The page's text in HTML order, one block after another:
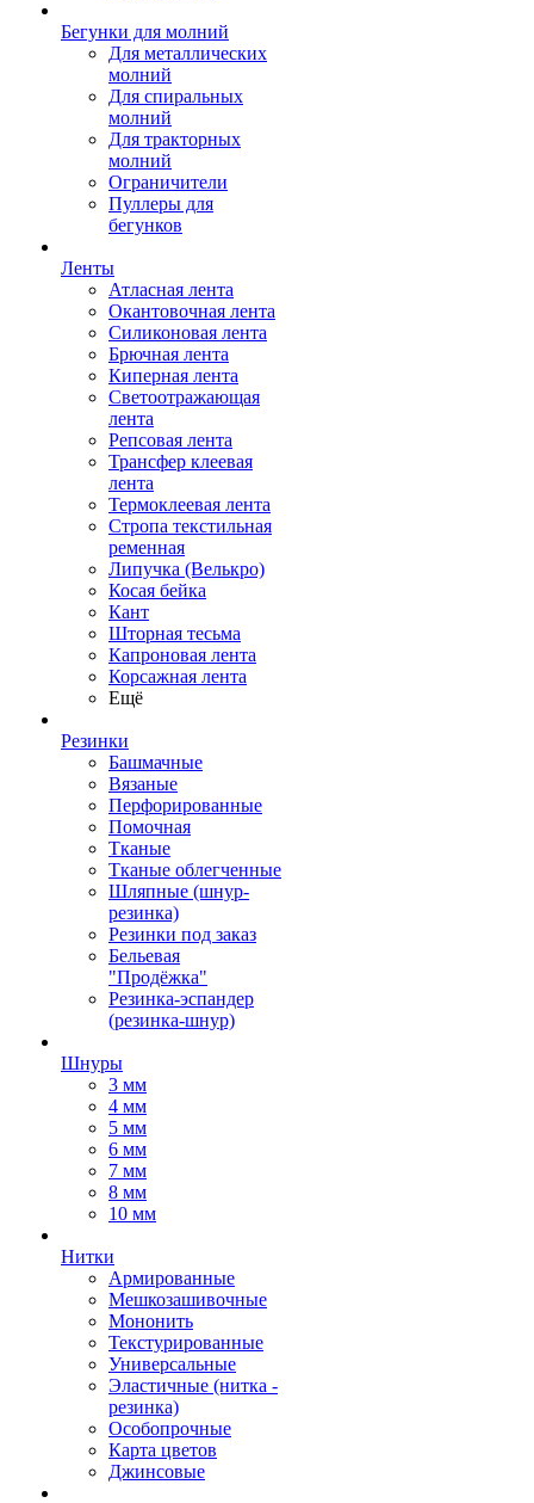
Бегунки для молний
Для металлических
молний
Для спиральных
молний
Для тракторных
молний
Ограничители
Пуллеры для
бегунков
Ленты
Атласная лента
Окантовочная лента
Силиконовая лента
Брючная лента
Киперная лента
Светоотражающая
лента
Репсовая лента
Трансфер клеевая
лента
Термоклеевая лента
Стропа текстильная
ременная
Липучка (Велькро)
Косая бейка
Кант
Шторная тесьма
Капроновая лента
Корсажная лента
Ещё
Резинки
Башмачные
Вязаные
Перфорированные
Помочная
Тканые
Тканые облегченные
Шляпные (шнур-
резинка)
Резинки под заказ
Бельевая
"Продёжка"
Резинка-эспандер
(резинка-шнур)
Шнуры
3 мм
4 мм
5 мм
6 мм
7 мм
8 мм
10 мм
Нитки
Армированные
Мешкозашивочные
Мононить
Текстурированные
Универсальные
Эластичные (нитка -
резинка)
Особопрочные
Карта цветов
Джинсовые